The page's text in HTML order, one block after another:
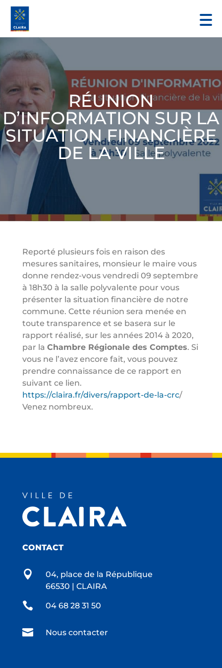
RÉUNION
D’INFORMATION SUR LA
SITUATION FINANCIÈRE
DE LA VILLE
Reporté plusieurs fois en raison des
mesures sanitaires, monsieur le maire vous
donne rendez-vous vendredi 09 septembre
à 18h30 à la salle polyvalente pour vous
présenter la situation financière de notre
commune. Cette réunion sera menée en
toute transparence et se basera sur le
rapport réalisé, sur les années 2014 à 2020,
par la Chambre Régionale des Comptes. Si
vous ne l’avez encore fait, vous pouvez
prendre connaissance de ce rapport en
suivant ce lien.
https://claira.fr/divers/rapport-de-la-crc/
Venez nombreux.
CONTACT

04, place de la République
66530 | CLAIRA
 04 68 28 31 50
 Nous contacter